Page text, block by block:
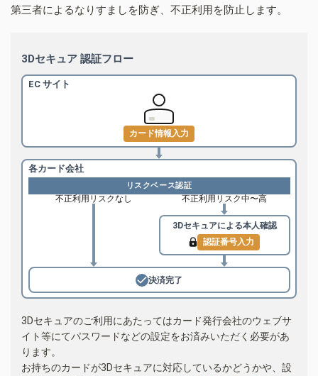
第三者によるなりすましを防ぎ、不正利用を防止します。
3Dセキュア 認証フロー
EC サイト
カード情報入力
各カード会社
リスクベース認証
不正利用リスクなし 不正利用リスク中〜高
3Dセキュアによる本人確認
認証番号入力
決済完了
3Dセキュアのご利用にあたってはカード発行会社のウェブサ
イト等にてパスワードなどの設定をお済みいただく必要があ
ります。
お持ちのカードが3Dセキュアに対応しているかどうかや、設